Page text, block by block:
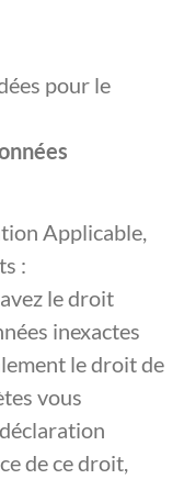
pour le
Applicable,
:
le droit
inexactes
le droit de
vous
de ce droit,